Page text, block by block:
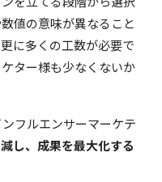
値の意味が異なること
に多くの工数が必要で
ター様も少なくないか
フルエンサーマーケテ
し、成果を最大化する